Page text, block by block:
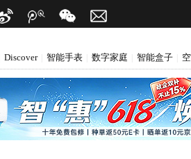
Discover 智能手表 数字家庭 智能盒子